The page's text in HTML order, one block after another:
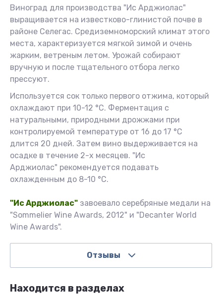
Виноград для производства "Ис Арджиолас"
выращивается на известково-глинистой почве в
районе Селегас. Средиземноморский климат этого
места, характеризуется мягкой зимой и очень
жарким, ветреным летом. Урожай собирают
вручную и после тщательного отбора легко
прессуют.
Используется сок только первого отжима, который
охлаждают при 10-12 °С. Ферментация с
натуральными, природными дрожжами при
контролируемой температуре от 16 до 17 °С
длится 20 дней. Затем вино выдерживается на
осадке в течение 2-х месяцев. "Ис
Арджиолас" рекомендуется подавать
охлажденным до 8-10 °C.
"Ис Арджиолас" завоевало серебряные медали на
"Sommelier Wine Awards, 2012" и "Decanter World
Wine Awards".
Отзывы
Находится в разделах